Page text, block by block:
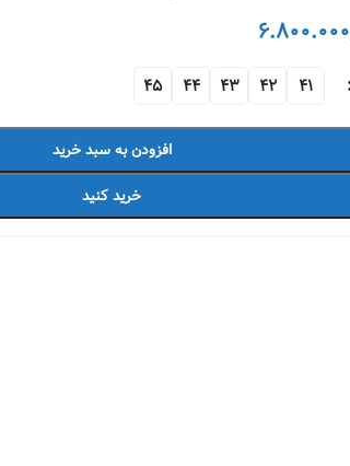
6.800.000
41
42
43
44
45
افزودن به سبد خرید
خرید کنید